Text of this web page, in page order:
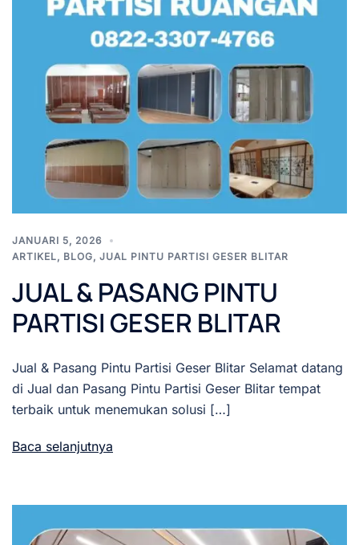
JANUARI 5, 2026
ARTIKEL, BLOG, JUAL PINTU PARTISI GESER BLITAR
JUAL & PASANG PINTU
PARTISI GESER BLITAR
Jual & Pasang Pintu Partisi Geser Blitar Selamat datang
di Jual dan Pasang Pintu Partisi Geser Blitar tempat
terbaik untuk menemukan solusi […]
Baca selanjutnya